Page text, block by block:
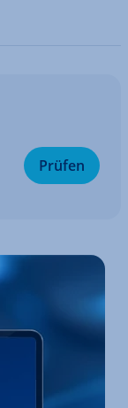
Prüfen